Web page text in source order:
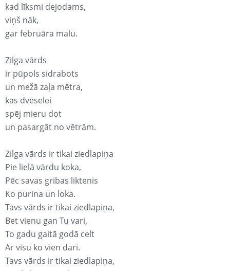
kad līksmi dejodams,
viņš nāk,
gar februāra malu.
Zilga vārds
ir pūpols sidrabots
un mežā zaļa mētra,
kas dvēselei
spēj mieru dot
un pasargāt no vētrām.
Zilga vārds ir tikai ziedlapiņa
Pie lielā vārdu koka,
Pēc savas gribas liktenis
Ko purina un loka.
Tavs vārds ir tikai ziedlapiņa,
Bet vienu gan Tu vari,
To gadu gaitā godā celt
Ar visu ko vien dari.
Tavs vārds ir tikai ziedlapiņa,